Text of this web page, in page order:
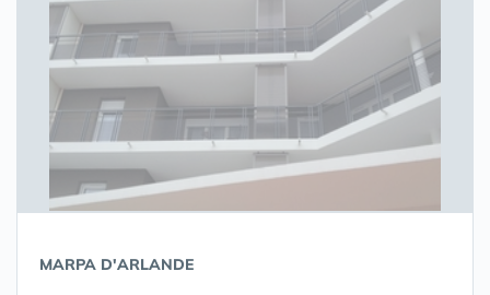
MARPA D'ARLANDE